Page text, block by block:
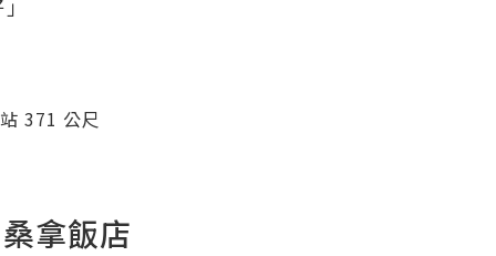
371 公尺
拿飯店